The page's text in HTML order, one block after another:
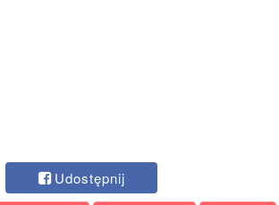
Udostępnij